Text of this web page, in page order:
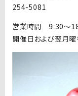
254-5081
営業時間 9:30～
開催日および翌月